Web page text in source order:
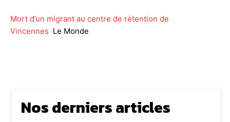
Mort d’un migrant au centre de rétention de
Vincennes Le Monde
Nos derniers articles